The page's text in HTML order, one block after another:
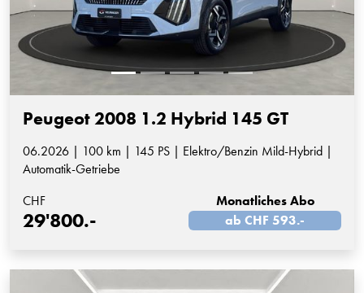
Peugeot 2008 1.2 Hybrid 145 GT
06.2026 | 100 km | 145 PS | Elektro/Benzin Mild-Hybrid |
Automatik-Getriebe
CHF
29'800.-
Monatliches Abo
ab CHF 593.-